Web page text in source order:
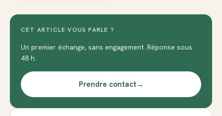
CET ARTICLE VOUS PARLE ?
Un premier échange, sans engagement. Réponse sous
48 h.
Prendre contact→